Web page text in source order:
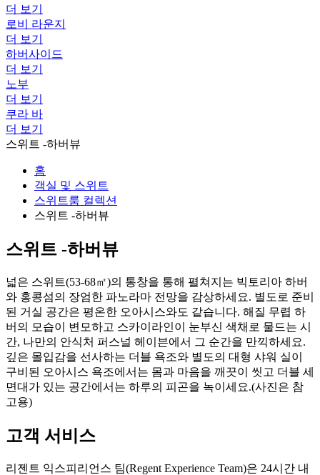
더 보기
로비 라운지
더 보기
하버사이드
더 보기
노부
더 보기
쿠라 바
더 보기
스위트 -하버뷰
홈
객실 및 스위트
스위트룸 컬렉션
스위트 -하버뷰
스위트 -하버뷰
넓은 스위트(53-68㎡)의 통창을 통해 펼쳐지는 빅토리아 하버
와 홍콩섬의 장엄한 파노라마 전망을 감상하세요. 별도로 준비
된 거실 공간은 평온한 오아시스와도 같습니다. 해질 무렵 하
버의 모습이 변모하고 스카이라인이 눈부신 색채로 물드는 시
간, 나만의 안식처 퍼스널 헤이븐에서 그 순간을 만끽하세요.
깊은 몰입감을 선사하는 더블 욕조와 별도의 대형 샤워 실이
구비된 오아시스 욕조에서는 몸과 마음을 깨끗이 씻고 더블 세
면대가 있는 공간에서는 하루의 피곤을 녹이세요.(사진은 참
고용)
고객 서비스
리젠트 익스피리언스 팀(Regent Experience Team)은 24시간 내